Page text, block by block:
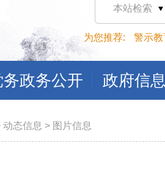
本站检索
为您推荐: 警示教
务政务公开 政府信
动态信息 > 图片信息